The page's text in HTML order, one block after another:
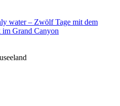
water – Zwölf Tage mit dem
im Grand Canyon